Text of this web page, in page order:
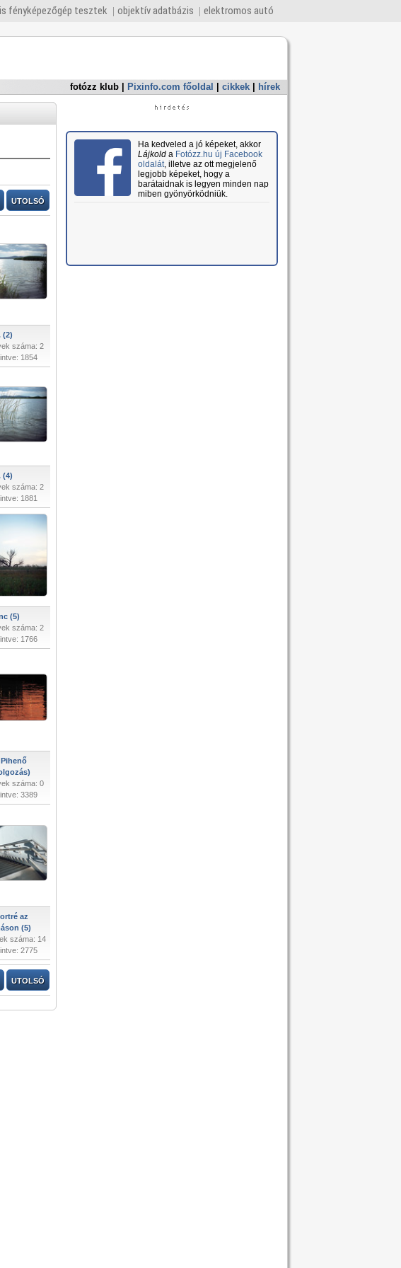
fényképezőgép tesztek objektív adatbázis elektromos autó
fotózz klub Pixinfo.com főoldal cikkek hírek
UTOLSÓ
(2)
száma: 2
1854
(4)
száma: 2
1881
(5)
száma: 2
1766
száma: 0
3389
az
(5)
száma: 14
2775
UTOLSÓ
Ha kedveled a jó képeket, akkor
Lájkolda Fotózz.hu új Facebook
oldalát, illetve az ott megjelenő
legjobb képeket, hogy a
barátaidnak is legyen minden nap
miben gyönyörködniük.